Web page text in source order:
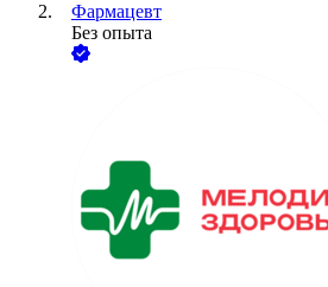
Фармацевт
Без опыта